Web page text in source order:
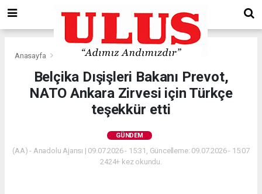
Anasayfa Gündem
Belçika Dışişleri Bakanı Prevot,
NATO Ankara Zirvesi için Türkçe
teşekkür etti
GÜNDEM
(AA) - Anadolu Ajansı | 09.07.2026 - 15:31, Güncelleme: 09.07.2026 - 15:07
2424+ kez okundu.